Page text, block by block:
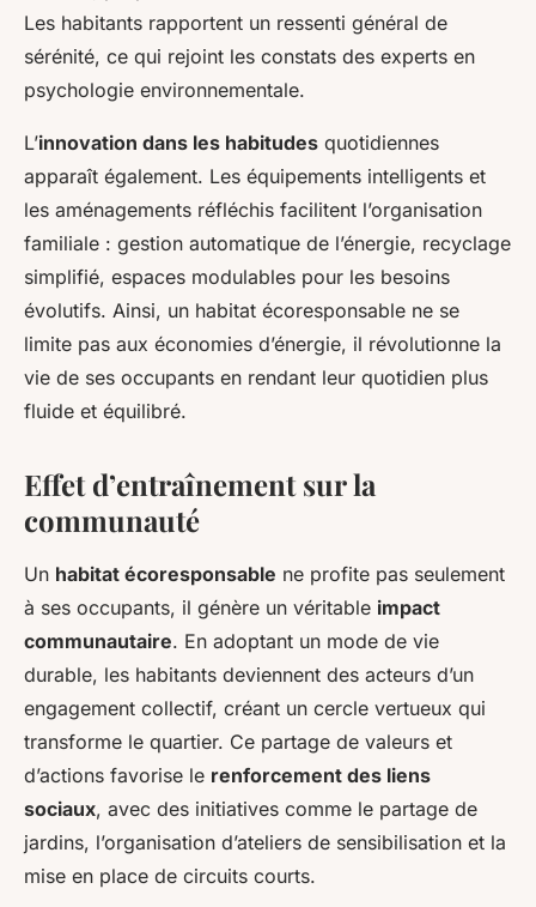
Les habitants rapportent un ressenti général de
sérénité, ce qui rejoint les constats des experts en
psychologie environnementale.
L’innovation dans les habitudes quotidiennes
apparaît également. Les équipements intelligents et
les aménagements réfléchis facilitent l’organisation
familiale : gestion automatique de l’énergie, recyclage
simplifié, espaces modulables pour les besoins
évolutifs. Ainsi, un habitat écoresponsable ne se
limite pas aux économies d’énergie, il révolutionne la
vie de ses occupants en rendant leur quotidien plus
fluide et équilibré.
Effet d’entraînement sur la
communauté
Un habitat écoresponsable ne profite pas seulement
à ses occupants, il génère un véritable impact
communautaire. En adoptant un mode de vie
durable, les habitants deviennent des acteurs d’un
engagement collectif, créant un cercle vertueux qui
transforme le quartier. Ce partage de valeurs et
d’actions favorise le renforcement des liens
sociaux, avec des initiatives comme le partage de
jardins, l’organisation d’ateliers de sensibilisation et la
mise en place de circuits courts.